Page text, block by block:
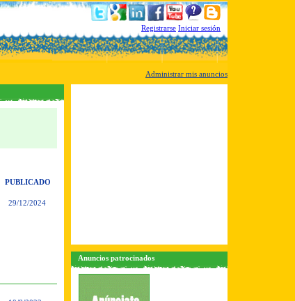
Registrarse Iniciar sesión
Administrar mis anuncios
PUBLICADO
29/12/2024
Anuncios patrocinados